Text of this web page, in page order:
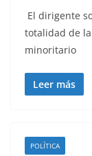
El dirigente
totalidad de
minoritario
Leer más
POLÍTICA